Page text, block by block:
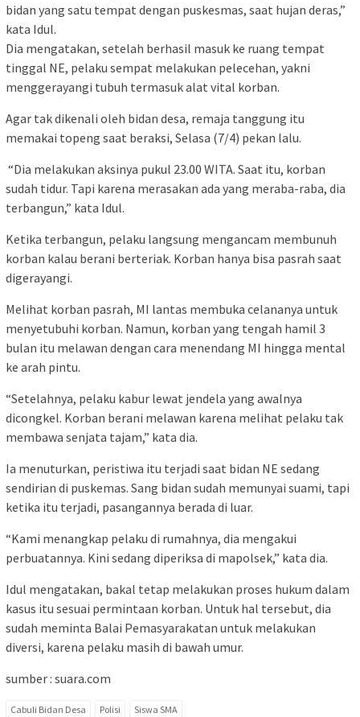
bidan yang satu tempat dengan puskesmas, saat hujan deras,”
kata Idul.
Dia mengatakan, setelah berhasil masuk ke ruang tempat
tinggal NE, pelaku sempat melakukan pelecehan, yakni
menggerayangi tubuh termasuk alat vital korban.
Agar tak dikenali oleh bidan desa, remaja tanggung itu
memakai topeng saat beraksi, Selasa (7/4) pekan lalu.
“Dia melakukan aksinya pukul 23.00 WITA. Saat itu, korban
sudah tidur. Tapi karena merasakan ada yang meraba-raba, dia
terbangun,” kata Idul.
Ketika terbangun, pelaku langsung mengancam membunuh
korban kalau berani berteriak. Korban hanya bisa pasrah saat
digerayangi.
Melihat korban pasrah, MI lantas membuka celananya untuk
menyetubuhi korban. Namun, korban yang tengah hamil 3
bulan itu melawan dengan cara menendang MI hingga mental
ke arah pintu.
“Setelahnya, pelaku kabur lewat jendela yang awalnya
dicongkel. Korban berani melawan karena melihat pelaku tak
membawa senjata tajam,” kata dia.
Ia menuturkan, peristiwa itu terjadi saat bidan NE sedang
sendirian di puskemas. Sang bidan sudah memunyai suami, tapi
ketika itu terjadi, pasangannya berada di luar.
“Kami menangkap pelaku di rumahnya, dia mengakui
perbuatannya. Kini sedang diperiksa di mapolsek,” kata dia.
Idul mengatakan, bakal tetap melakukan proses hukum dalam
kasus itu sesuai permintaan korban. Untuk hal tersebut, dia
sudah meminta Balai Pemasyarakatan untuk melakukan
diversi, karena pelaku masih di bawah umur.
sumber : suara.com
Cabuli Bidan Desa Polisi Siswa SMA